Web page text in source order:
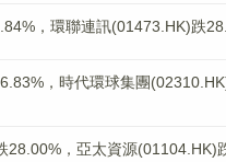
，環聯連訊(01473.HK)跌
，時代環球集團
28.00%，亞太資源(01104.HK)